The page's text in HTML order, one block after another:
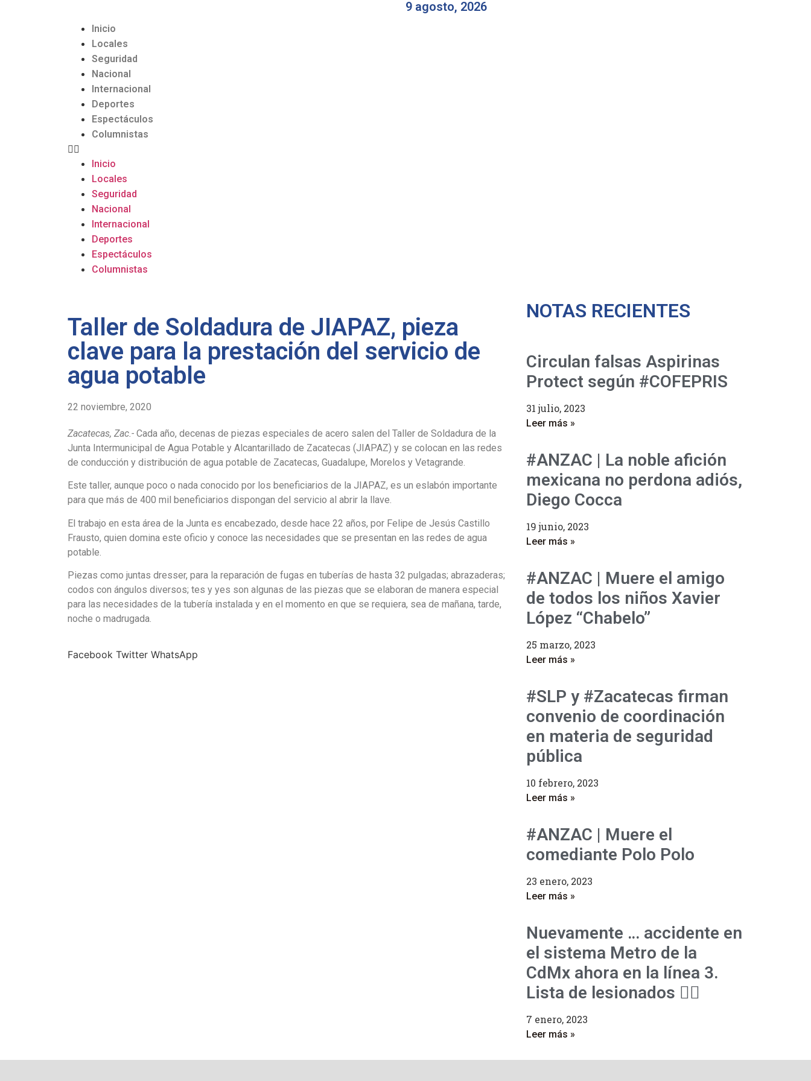
9 agosto, 2026
Inicio
Locales
Seguridad
Nacional
Internacional
Deportes
Espectáculos
Columnistas
Inicio
Locales
Seguridad
Nacional
Internacional
Deportes
Espectáculos
Columnistas
Taller de Soldadura de JIAPAZ, pieza
clave para la prestación del servicio de
agua potable
22 noviembre, 2020
Zacatecas, Zac.- Cada año, decenas de piezas especiales de acero salen del Taller de Soldadura de la
Junta Intermunicipal de Agua Potable y Alcantarillado de Zacatecas (JIAPAZ) y se colocan en las redes
de conducción y distribución de agua potable de Zacatecas, Guadalupe, Morelos y Vetagrande.
Este taller, aunque poco o nada conocido por los beneficiarios de la JIAPAZ, es un eslabón importante
para que más de 400 mil beneficiarios dispongan del servicio al abrir la llave.
El trabajo en esta área de la Junta es encabezado, desde hace 22 años, por Felipe de Jesús Castillo
Frausto, quien domina este oficio y conoce las necesidades que se presentan en las redes de agua
potable.
Piezas como juntas dresser, para la reparación de fugas en tuberías de hasta 32 pulgadas; abrazaderas;
codos con ángulos diversos; tes y yes son algunas de las piezas que se elaboran de manera especial
para las necesidades de la tubería instalada y en el momento en que se requiera, sea de mañana, tarde,
noche o madrugada.
Facebook Twitter WhatsApp
NOTAS RECIENTES
Circulan falsas Aspirinas
Protect según #COFEPRIS
31 julio, 2023
Leer más »
#ANZAC | La noble afición
mexicana no perdona adiós,
Diego Cocca
19 junio, 2023
Leer más »
#ANZAC | Muere el amigo
de todos los niños Xavier
López “Chabelo”
25 marzo, 2023
Leer más »
#SLP y #Zacatecas firman
convenio de coordinación
en materia de seguridad
pública
10 febrero, 2023
Leer más »
#ANZAC | Muere el
comediante Polo Polo
23 enero, 2023
Leer más »
Nuevamente … accidente en
el sistema Metro de la
CdMx ahora en la línea 3.
Lista de lesionados 👇🏻
7 enero, 2023
Leer más »